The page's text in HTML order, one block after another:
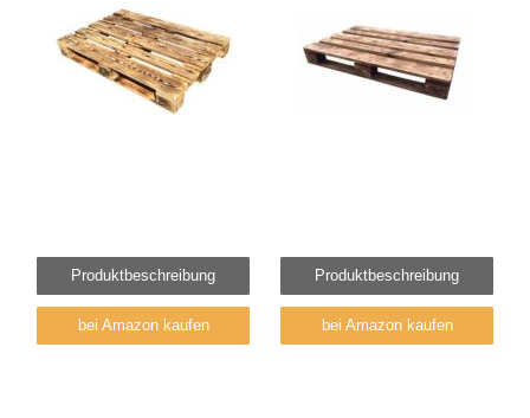
Produktbeschreibung
bei Amazon kaufen
Produktbeschreibung
bei Amazon kaufen